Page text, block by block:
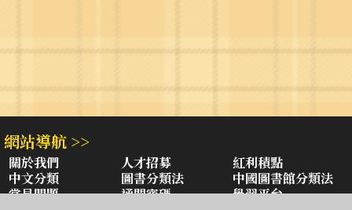
網站導航 >>
關於我們 人才招募
紅利積點
中文分類
圖書分類法
中國圖書館分類法
常見問題
通關密碼
學習平台